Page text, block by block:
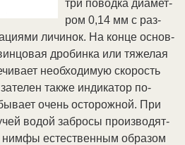
три по­вод­ка диа­мет­
ром 0,14 мм с раз­
ли­чи­нок. На кон­це ос­нов­
дро­бин­ка или тя­же­лая
не­об­хо­ди­мую ско­рость
так­же ин­ди­ка­тор по­
очень ос­то­рож­ной. При
во­дой за­бро­сы про­из­во­дят­
ним­фы ес­те­ст­вен­ным об­ра­зом